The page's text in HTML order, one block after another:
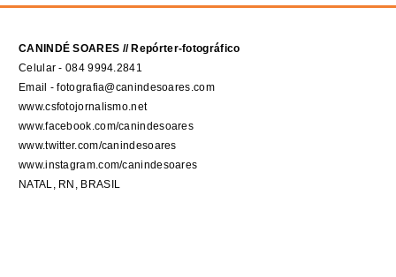
CANINDÉ SOARES // Repórter-fotográfico
Celular - 084 9994.2841
Email - fotografia@canindesoares.com
www.csfotojornalismo.net
www.facebook.com/canindesoares
www.twitter.com/canindesoares
www.instagram.com/canindesoares
NATAL, RN, BRASIL